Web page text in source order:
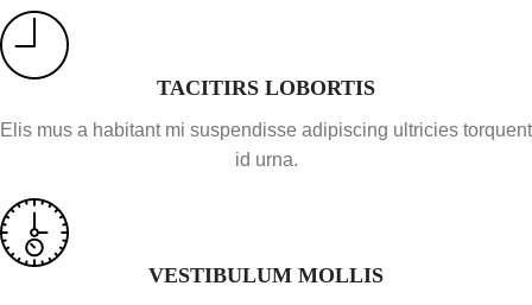
TACITIRS LOBORTIS
Elis mus a habitant mi suspendisse adipiscing ultricies torquent
id urna.
VESTIBULUM MOLLIS